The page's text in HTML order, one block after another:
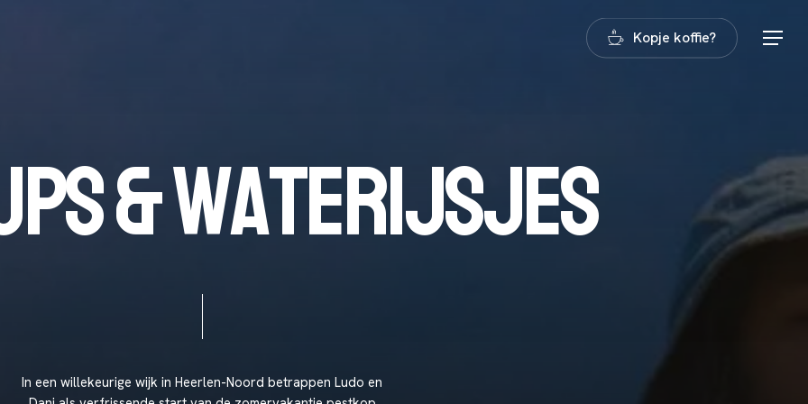
Kopje koffie? Menu
PS&WATERIJSJES
In een willekeurige wijk in Heerlen-Noord betrappen Ludo en